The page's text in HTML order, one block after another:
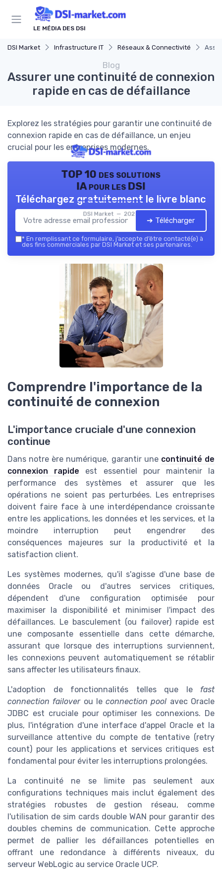
LE MÉDIA DES DSI
DSI Market Infrastructure IT Réseaux & Connectivité
Blog
Assurer une continuité de connexion
rapide en cas de défaillance
Explorez les stratégies pour garantir une continuité de
connexion rapide en cas de défaillance, un enjeu
crucial pour les entreprises modernes.
TOP 10 des solutions
IA pour les DSI
DSI Market — 2026
Téléchargez gratuitement le livre blanc
➔ Télécharger
* En remplissant ce formulaire, j’accepte d’être contacté(e) à
des fins commerciales par DSI Market et ses partenaires.
Comprendre l'importance de la
continuité de connexion
L'importance cruciale d'une connexion
continue
Dans notre ère numérique, garantir une continuité de
connexion rapide est essentiel pour maintenir la
performance des systèmes et assurer que les
opérations ne soient pas perturbées. Les entreprises
doivent faire face à une interdépendance croissante
entre les applications, les données et les services, et la
moindre interruption peut engendrer des
conséquences majeures sur la productivité et la
satisfaction client.
Les systèmes modernes, qu'il s'agisse d'une base de
données Oracle ou d'autres services critiques,
dépendent d'une configuration optimisée pour
maximiser la disponibilité et minimiser l'impact des
défaillances. Le basculement (ou failover) rapide est
une composante essentielle dans cette démarche,
assurant que lorsque des interruptions surviennent,
les connexions peuvent automatiquement se rétablir
sans affecter les utilisateurs finaux.
L'adoption de fonctionnalités telles que le fast
connection failoverou leconnection pool avec Oracle
JDBC est cruciale pour optimiser les connexions. De
plus, l'intégration d'une interface d'appel Oracle et la
surveillance attentive du compte de tentative (retry
count) pour les applications et services critiques est
fondamental pour éviter les interruptions prolongées.
La continuité ne se limite pas seulement aux
configurations techniques mais inclut également des
stratégies robustes de gestion réseau, comme
l'utilisation de sim cards double WAN pour garantir des
doubles chemins de communication. Cette approche
permet de pallier les défaillances potentielles en
offrant une redondance à différents niveaux, du
serveur WebLogic au service Oracle UCP.
Panneau de gestion des cookies